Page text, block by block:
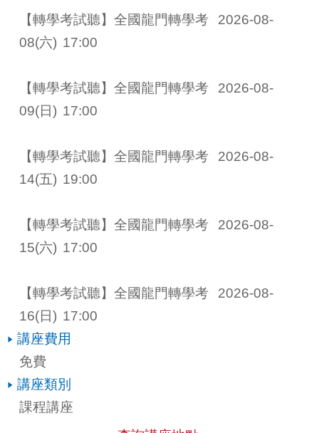
【轉學考試聽】全國龍門轉學考
2026-08-
08(六) 17:00
【轉學考試聽】全國龍門轉學考
2026-08-
09(日) 17:00
【轉學考試聽】全國龍門轉學考
2026-08-
14(五) 19:00
【轉學考試聽】全國龍門轉學考
2026-08-
15(六) 17:00
【轉學考試聽】全國龍門轉學考
2026-08-
16(日) 17:00
講座費用
免費
講座類別
課程講座